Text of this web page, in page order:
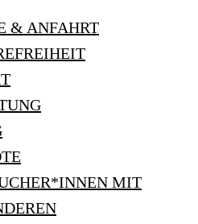
& ANFAHRT
MIT